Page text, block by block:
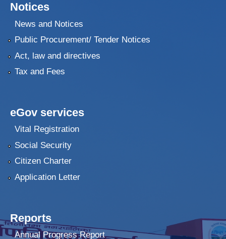
Notices
News and Notices
Public Procurement/ Tender Notices
Act, law and directives
Tax and Fees
eGov services
Vital Registration
Social Security
Citizen Charter
Application Letter
Reports
Annual Progress Report